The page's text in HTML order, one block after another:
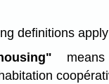
definitions